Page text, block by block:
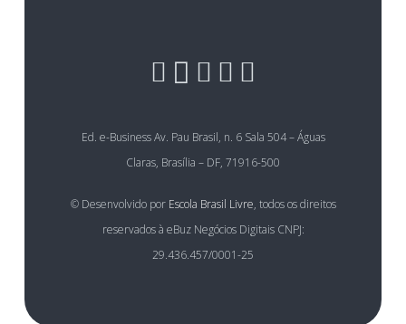
Ed. e-Business Av. Pau Brasil, n. 6 Sala 504 – Águas
Claras, Brasília – DF, 71916-500
© Desenvolvido por Escola Brasil Livre, todos os direitos
reservados à eBuz Negócios Digitais CNPJ:
29.436.457/0001-25